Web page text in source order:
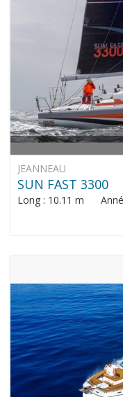
JEANNEAU
SUN FAST 3300
Long : 10.11 m